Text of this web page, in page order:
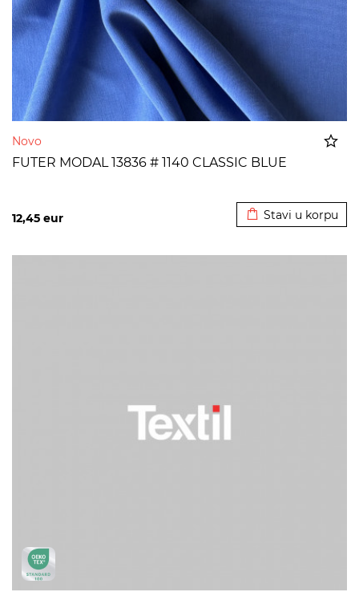
Novo
FUTER MODAL 13836 # 1140 CLASSIC BLUE
12,45 eur Stavi u korpu